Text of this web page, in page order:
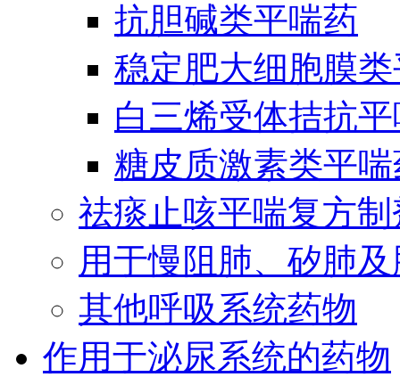
抗胆碱类平喘药
稳定肥大细胞膜
白三烯受体拮抗
糖皮质激素类平
祛痰止咳平喘复方制
用于慢阻肺、矽肺
其他呼吸系统药物
作用于泌尿系统的药物